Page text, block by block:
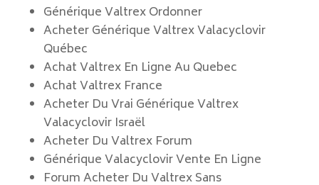
Générique Valtrex Ordonner
Acheter Générique Valtrex Valacyclovir
Québec
Achat Valtrex En Ligne Au Quebec
Achat Valtrex France
Acheter Du Vrai Générique Valtrex
Valacyclovir Israël
Acheter Du Valtrex Forum
Générique Valacyclovir Vente En Ligne
Forum Acheter Du Valtrex Sans